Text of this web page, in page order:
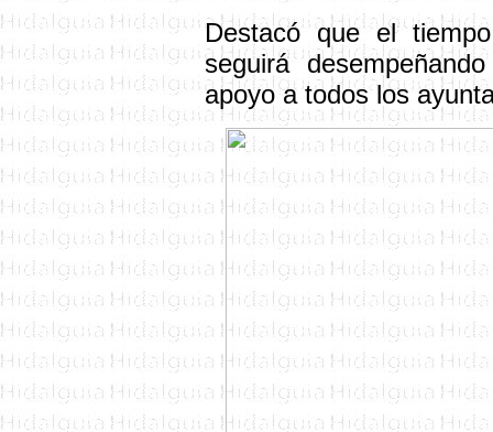
Destacó que el
seguirá
apoyo a todos los